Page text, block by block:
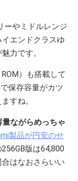
ーやミドルレンジ
エンドクラスゆ
力です。
）も搭載して
保存容量がカツ
すね。
ながらめっちゃ
製品が円安のせ
版は64,800
はなおさらいい